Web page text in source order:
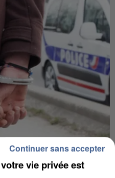
DE LA DZ
vie privée est
Continuer sans accepter